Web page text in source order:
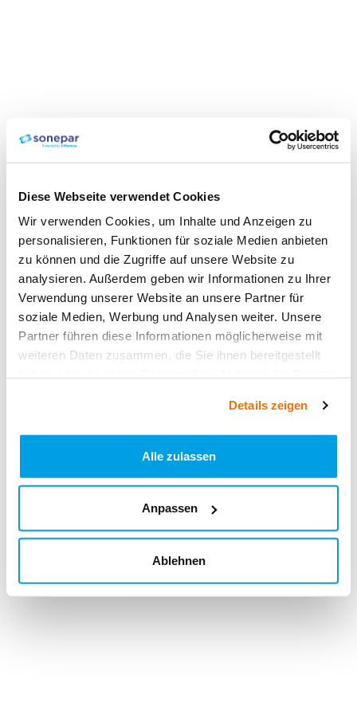
Diese Webseite verwendet Cookies
Wir verwenden Cookies, um Inhalte und Anzeigen zu
personalisieren, Funktionen für soziale Medien anbieten
zu können und die Zugriffe auf unsere Website zu
analysieren. Außerdem geben wir Informationen zu Ihrer
Verwendung unserer Website an unsere Partner für
soziale Medien, Werbung und Analysen weiter. Unsere
Partner führen diese Informationen möglicherweise mit
weiteren Daten zusammen, die Sie ihnen bereitgestellt
Details zeigen
Alle zulassen
Anpassen
Ablehnen